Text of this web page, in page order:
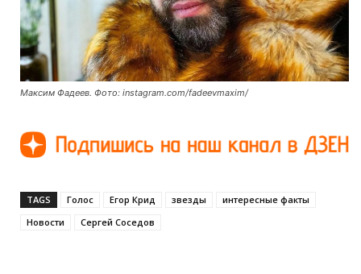
Максим Фадеев. Фото: instagram.com/fadeevmaxim/
TAGS Голос Егор Крид звезды
интересные факты
Новости
Сергей Соседов